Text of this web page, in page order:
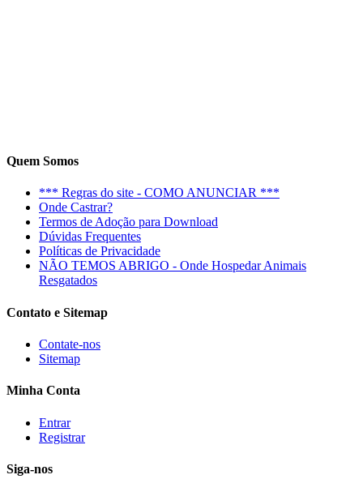
Quem Somos
*** Regras do site - COMO ANUNCIAR ***
Onde Castrar?
Termos de Adoção para Download
Dúvidas Frequentes
Políticas de Privacidade
NÃO TEMOS ABRIGO - Onde Hospedar Animais
Resgatados
Contato e Sitemap
Contate-nos
Sitemap
Minha Conta
Entrar
Registrar
Siga-nos